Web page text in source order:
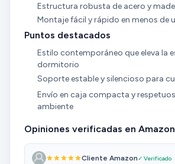
Estructura robusta de acero y
Montaje fácil y rápido en menos de
Puntos destacados
Estilo contemporáneo que eleva la
dormitorio
Soporte estable y silencioso para
Envío en caja compacta y
ambiente
Opiniones verificadas en Amazon
Cliente Amazon✓ Verificado